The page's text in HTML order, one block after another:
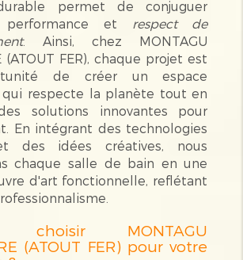
permet de conjuguer
performance et
respect de
. Ainsi, chez MONTAGU
(ATOUT FER), chaque projet est
de créer un espace
qui respecte la planète tout en
solutions innovantes pour
En intégrant des technologies
des idées créatives, nous
chaque salle de bain en une
d'art fonctionnelle, reflétant
choisir MONTAGU
(ATOUT FER) pour votre